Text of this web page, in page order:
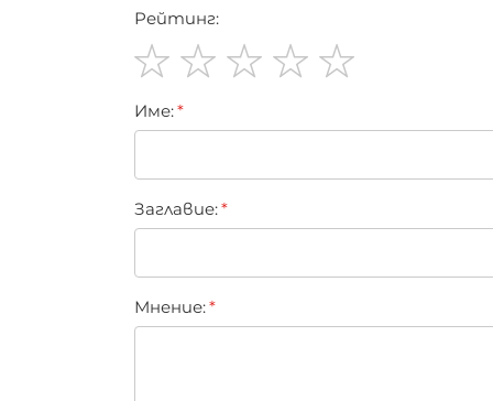
Рейтинг:
star
stars
stars
stars
stars
Име:
Заглавиe:
Мнение: